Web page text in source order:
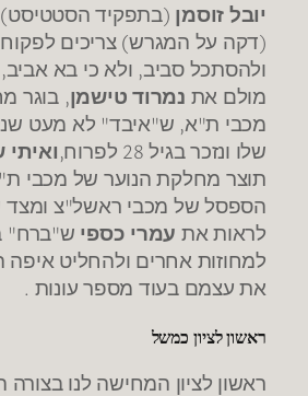
יובל זוסמן (בתפקיד הסטטיסט)
(דקה על המגרש) צריכים לפקוח
ולהסתכל סביב, ולא כי בא
מולם את נמרוד טישמן, בוגר
מכבי ת"א, ש"איבד" לא מעט
שלו ונזכר בגיל 28 לפרוח,
תוצר מחלקת הנוער של מכבי
הספסל של מכבי ראשל"צ ומצד
לראות את עמרי כספי ש"ברח"
למחוזות אחרים ולהחליט איפה
את עצמם בעוד מספר עונות .
ראשון לציון כמשל
ראשון לציון המחישה לנו